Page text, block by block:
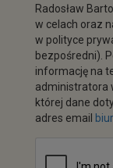
Radosław
w celach oraz
w polityce
bezpośredni).
informację na
administratora
której dane
adres email